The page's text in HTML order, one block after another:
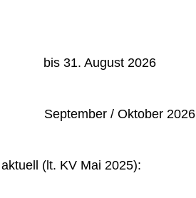
bis 31. August 2026
/ Oktober 2026
(lt. KV Mai 2025):